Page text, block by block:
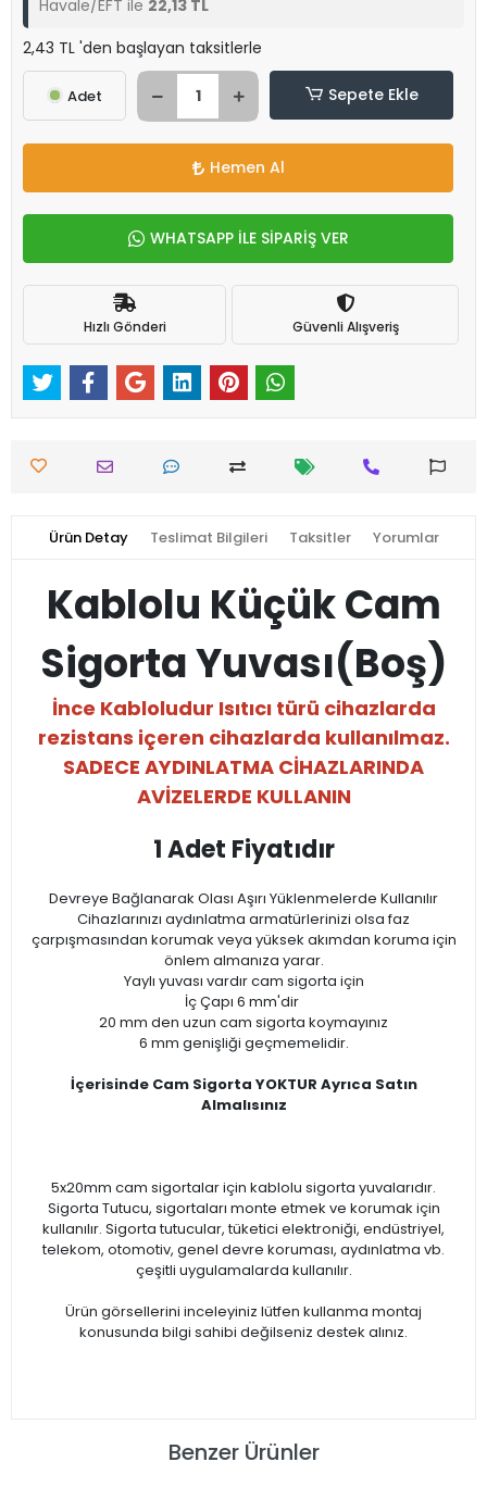
Havale/EFT ile 22,13 TL
2,43 TL 'den başlayan taksitlerle
Adet Sepete Ekle
Hemen Al
WHATSAPP İLE SİPARİŞ VER
Hızlı Gönderi Güvenli Alışveriş
Ürün Detay Teslimat Bilgileri Taksitler Yorumlar
Kablolu Küçük Cam
Sigorta Yuvası(Boş)
İnce Kabloludur Isıtıcı türü cihazlarda
rezistans içeren cihazlarda kullanılmaz.
SADECE AYDINLATMA CİHAZLARINDA
AVİZELERDE KULLANIN
1 Adet Fiyatıdır
Devreye Bağlanarak Olası Aşırı Yüklenmelerde Kullanılır
Cihazlarınızı aydınlatma armatürlerinizi olsa faz
çarpışmasından korumak veya yüksek akımdan koruma için
önlem almanıza yarar.
Yaylı yuvası vardır cam sigorta için
İç Çapı 6 mm'dir
20 mm den uzun cam sigorta koymayınız
6 mm genişliği geçmemelidir.
İçerisinde Cam Sigorta YOKTUR Ayrıca Satın
Almalısınız
5x20mm cam sigortalar için kablolu sigorta yuvalarıdır.
Sigorta Tutucu, sigortaları monte etmek ve korumak için
kullanılır. Sigorta tutucular, tüketici elektroniği, endüstriyel,
telekom, otomotiv, genel devre koruması, aydınlatma vb.
çeşitli uygulamalarda kullanılır.
Ürün görsellerini inceleyiniz lütfen kullanma montaj
konusunda bilgi sahibi değilseniz destek alınız.
Benzer Ürünler